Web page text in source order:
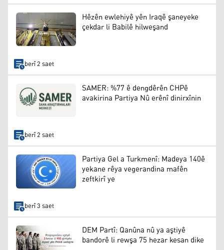
Hêzên ewlehiyê yên Iraqê şaneyeke
çekdar li Babilê hilweşand
berî 2 saet
SAMER: %77 ê dengdêrên CHPê
avakirina Partiya Nû erênî dinirxînin
berî 2 saet
Partiya Gel a Turkmenî: Madeya 140ê
yekane rêya vegerandina mafên
zeftkirî ye
berî 3 saet
DEM Partî: Qanûna nû ya aştiyê
bandorê li rewşa 75 hezar kesan dike